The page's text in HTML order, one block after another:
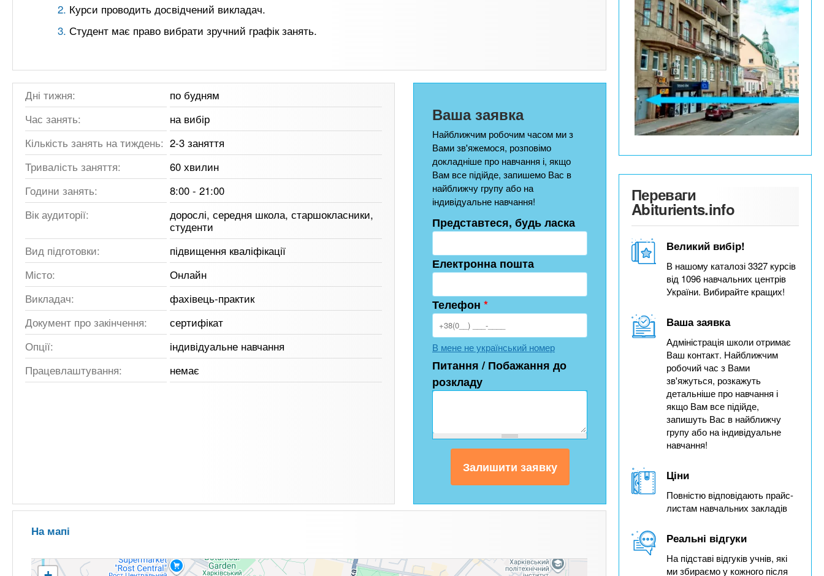
Курси проводить досвідчений викладач.
Студент має право вибрати зручний графік занять.
Дні тижня:
по будням
Час занять:
на вибір
Кількість занять на тиждень: 2-3 заняття
Тривалість заняття:
60 хвилин
Години занять:
8:00 - 21:00
Вік аудиторії:
дорослі, середня школа, старшокласники,
студенти
Вид підготовки:
підвищення кваліфікації
Місто:
Онлайн
Викладач:
фахівець-практик
Документ про закінчення:
сертифікат
Опції:
індивідуальне навчання
Працевлаштування:
немає
Ваша заявка
Найближчим робочим часом ми з
Вами зв'яжемося, розповімо
докладніше про навчання і, якщо
Вам все підійде, запишемо Вас в
найближчу групу або на
індивідуальне навчання!
Представтеся, будь ласка
Електронна пошта
Телефон *
В мене не український номер
Питання / Побажання до
розкладу
На мапі
Переваги
Abiturients.info
Великий вибір!
В нашому каталозі 3327 курсів
від 1096 навчальних центрів
України. Вибирайте кращих!
Ваша заявка
Адміністрація школи отримає
Ваш контакт. Найближчим
робочий час з Вами
зв'яжуться, розкажуть
детальніше про навчання і
якщо Вам все підійде,
запишуть Вас в найближчу
групу або на індивідуальне
навчання!
Ціни
Повністю відповідають прайс-
листам навчальних закладів
Реальні відгуки
На підставі відгуків учнів, які
ми збираємо у кожного після